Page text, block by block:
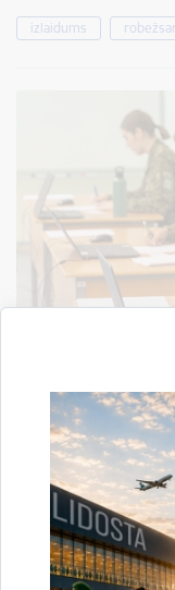
izlaidums
kvalifikācijas
09.07.2026.
6. un 7. jūlijā Valsts
kārtoja īsā cikla
“Robežapsardze” valsts
robežsardze